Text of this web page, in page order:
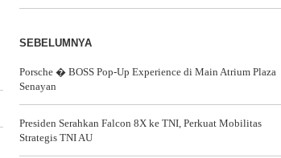
SEBELUMNYA
Porsche � BOSS Pop-Up Experience di Main Atrium Plaza
Senayan
Presiden Serahkan Falcon 8X ke TNI, Perkuat Mobilitas
Strategis TNI AU